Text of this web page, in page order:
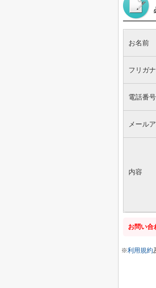
お名前
フリガナ
電話番号
メール
内容
お問い合
※利用規約